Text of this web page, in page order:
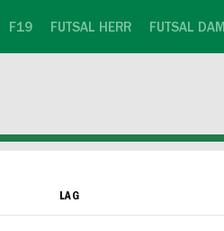
F19 FUTSAL HERR FUTSAL DAM
LAG